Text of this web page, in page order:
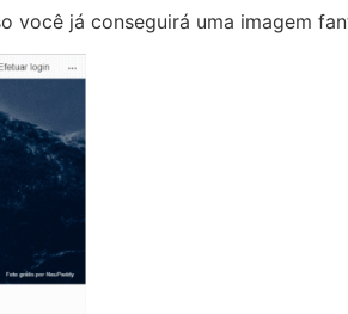
você já conseguirá uma imagem